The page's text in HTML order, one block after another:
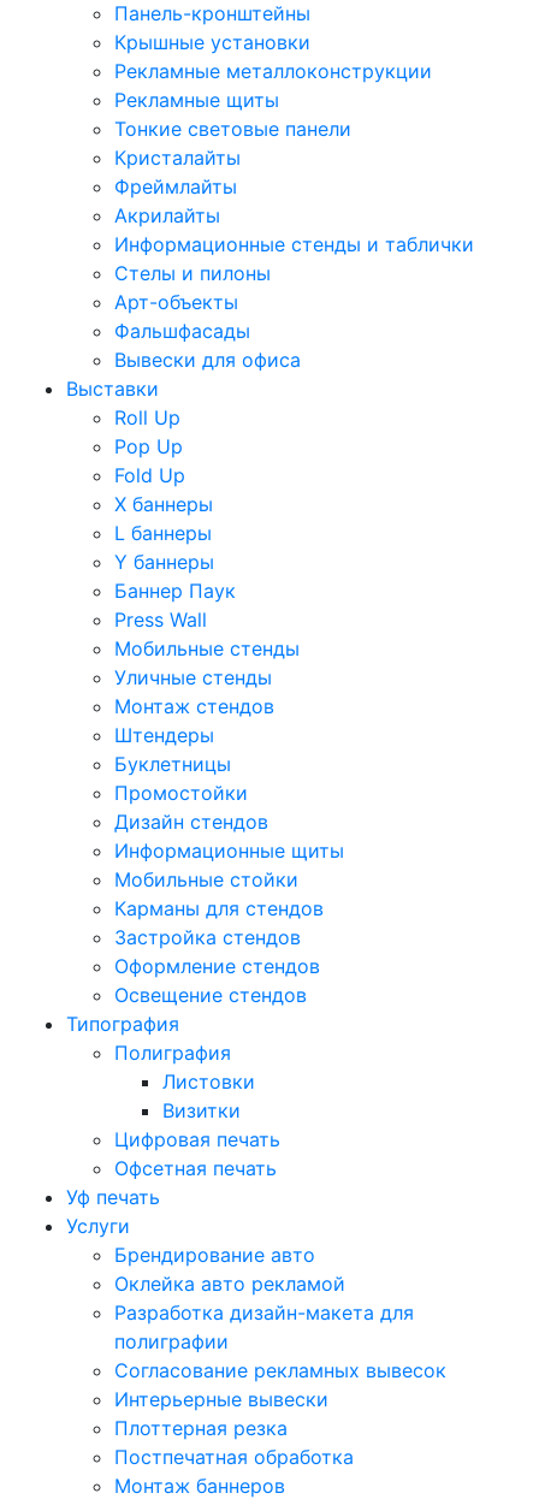
Панель-кронштейны
Крышные установки
Рекламные металлоконструкции
Рекламные щиты
Тонкие световые панели
Кристалайты
Фреймлайты
Акрилайты
Информационные стенды и таблички
Стелы и пилоны
Арт-объекты
Фальшфасады
Вывески для офиса
Выставки
Roll Up
Pop Up
Fold Up
Х баннеры
L баннеры
Y баннеры
Баннер Паук
Press Wall
Мобильные стенды
Уличные стенды
Монтаж стендов
Штендеры
Буклетницы
Промостойки
Дизайн стендов
Информационные щиты
Мобильные стойки
Карманы для стендов
Застройка стендов
Оформление стендов
Освещение стендов
Типография
Полиграфия
Листовки
Визитки
Цифровая печать
Офсетная печать
Уф печать
Услуги
Брендирование авто
Оклейка авто рекламой
Разработка дизайн-макета для
полиграфии
Согласование рекламных вывесок
Интерьерные вывески
Плоттерная резка
Постпечатная обработка
Монтаж баннеров